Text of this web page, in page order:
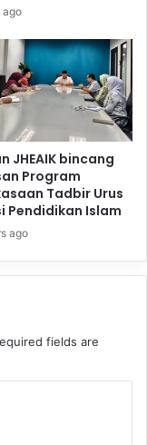
ago
JHEAIK bincang
Program
Tadbir Urus
Pendidikan Islam
ago
fields are